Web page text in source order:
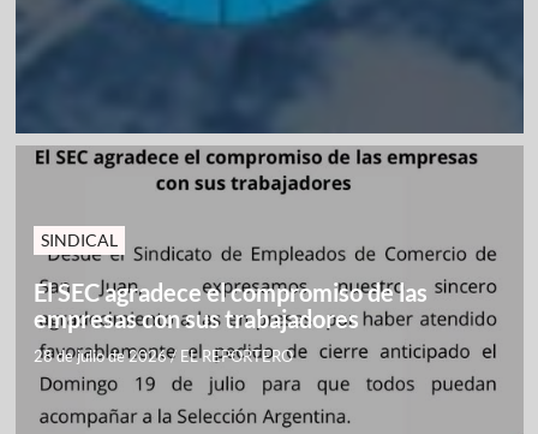
SINDICAL
El SEC agradece el compromiso de las
empresas con sus trabajadores
28 de julio de 2026/ EL REPORTERO